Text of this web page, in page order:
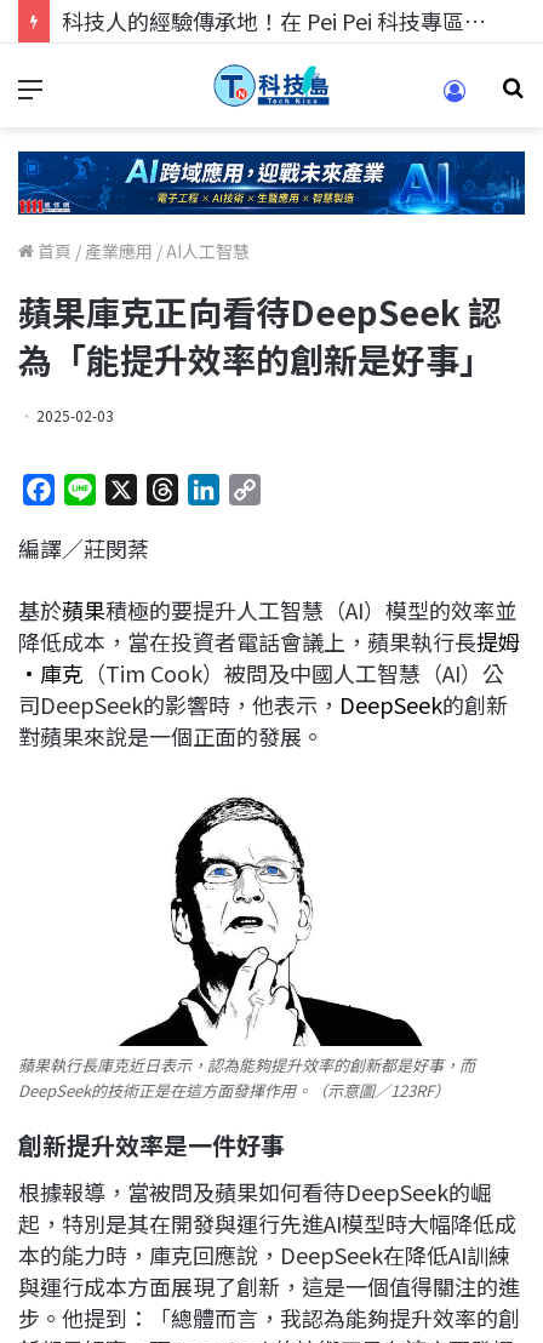
科技人的經驗傳承地！在 Pei Pei 科技專區，與學弟妹交流最硬核的技術
首頁 / 產業應用 /AI人工智慧
蘋果庫克正向看待DeepSeek 認
為「能提升效率的創新是好事」
2025-02-03
c
b
o
o
k
n
a
d
s
e
d
I
n
L
i
n
k
編譯／莊閔棻
基於蘋果積極的要提升人工智慧（AI）模型的效率並
降低成本，當在投資者電話會議上，蘋果執行長提姆
·庫克 （Tim Cook）被問及中國人工智慧（AI）公
司DeepSeek的影響時，他表示， DeepSeek的創新
對蘋果來說是一個正面的發展。
蘋果執行長庫克近日表示，認為能夠提升效率的創新都是好事，而
DeepSeek的技術正是在這方面發揮作用。（示意圖／123RF）
創新提升效率是一件好事
根據報導，當被問及蘋果如何看待DeepSeek的崛
起，特別是其在開發與運行先進AI模型時大幅降低成
本的能力時，庫克回應說，DeepSeek在降低AI訓練
與運行成本方面展現了創新，這是一個值得關注的進
步。他提到：「總體而言，我認為能夠提升效率的創